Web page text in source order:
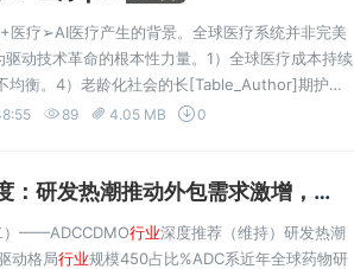
疗➢AI医疗产生的背景。全球医疗系统并非完美
动技术革命的根本性力量。1）全球医疗成本持续
均衡。4）老龄化社会的长[Table_Author]期护理
滞后。分析师吕伟➢AI医疗商业价值逐步释
89 4.05 MB 0
发热潮推动外包需求激增，产能扩张与技术迭代双轮驱动格局.pdf
）——ADCCDMO行业深度推荐（维持）研发热潮
动格局行业规模450占比%ADC系近年全球药物研